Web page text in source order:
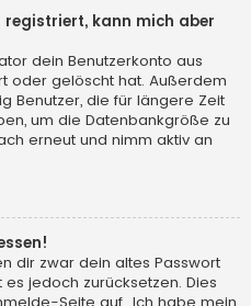
registriert, kann mich aber
dein Benutzerkonto aus
oder gelöscht hat. Außerdem
Benutzer, die für längere Zeit
um die Datenbankgröße zu
erneut und nimm aktiv an
dir zwar dein altes Passwort
jedoch zurücksetzen. Dies